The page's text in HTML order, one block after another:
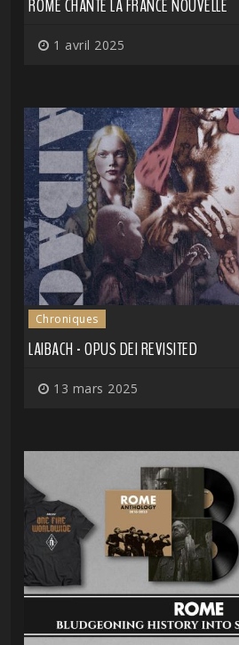
ROME CHANTE LA FRANCE NOUVELLE
1 avril 2025
Chroniques
LAIBACH - OPUS DEI REVISITED
13 mars 2025